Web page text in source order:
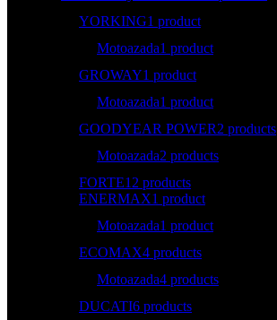
YORKING1 product
Motoazada1 product
GROWAY1 product
Motoazada1 product
GOODYEAR POWER2 products
Motoazada2 products
FORTE12 products
ENERMAX1 product
Motoazada1 product
ECOMAX4 products
Motoazada4 products
DUCATI6 products